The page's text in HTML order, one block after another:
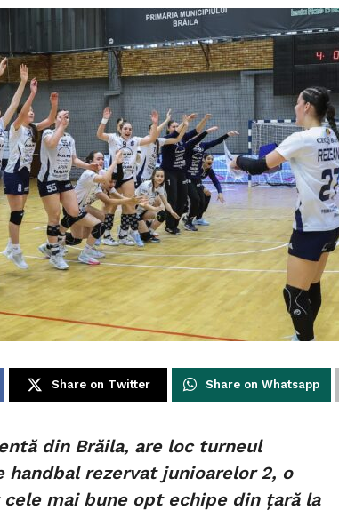
Share on Twitter Share on Whatsapp
din Brăila, are loc turneul
rezervat junioarelor 2, o
mai bune opt echipe din țară la